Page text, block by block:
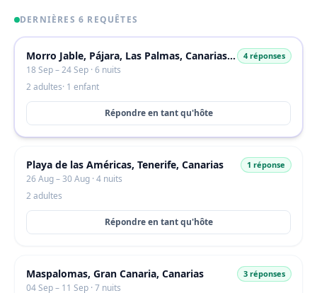
DERNIÈRES 6 REQUÊTES
Morro Jable, Pájara, Las Palmas, Canarias, 35625, España
18 Sep – 24 Sep · 6 nuits
4 réponses
2 adultes· 1 enfant
Répondre en tant qu'hôte
Playa de las Américas, Tenerife, Canarias
26 Aug – 30 Aug · 4 nuits
1 réponse
2 adultes
Répondre en tant qu'hôte
Maspalomas, Gran Canaria, Canarias
04 Sep – 11 Sep · 7 nuits
3 réponses